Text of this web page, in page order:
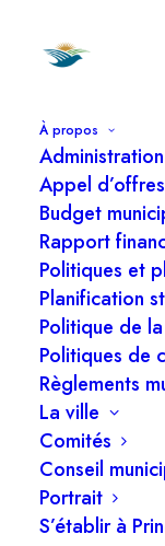
À propos
Administration
Appel
Budget
Rapport
Politiques et
Planification
Politique de
Politiques de
Règlements
La ville
Comités
Conseil
Portrait
S’établir à
AVIS PUBLIC
le soussigné
Princeville,
municipal le
de Ville de
conseil doit
dérogation
1- Demande
Madame
Les
gazebo de 16’